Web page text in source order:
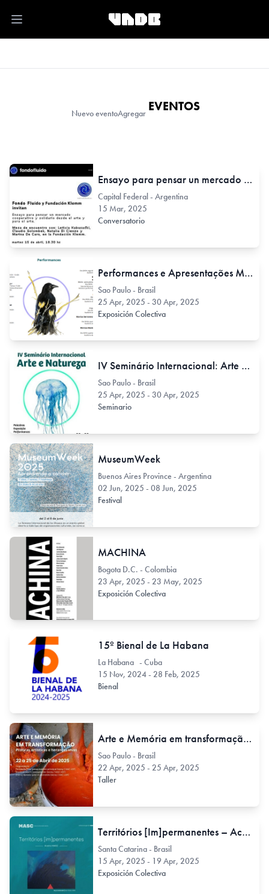
Open main menu
Nuevo eventoAgregar EVENTOS
Ensayo para pensar un mercado cooperativo y solidario desde el arte y para el arte
Capital Federal - Argentina
15 Mar, 2025
Conversatorio
Performances e Apresentações Musicais
Sao Paulo - Brasil
25 Apr, 2025 - 30 Apr, 2025
Exposición Colectiva
IV Seminário Internacional: Arte e Naturaleza
Sao Paulo - Brasil
25 Apr, 2025 - 30 Apr, 2025
Seminario
MuseumWeek
Buenos Aires Province - Argentina
02 Jun, 2025 - 08 Jun, 2025
Festival
MACHINA
Bogota D.C. - Colombia
23 Apr, 2025 - 23 May, 2025
Exposición Colectiva
15º Bienal de La Habana
La Habana - Cuba
15 Nov, 2024 - 28 Feb, 2025
Bienal
Arte e Memória em transformação – Práticas artísticas e heranças vivas
Sao Paulo - Brasil
22 Apr, 2025 - 25 Apr, 2025
Taller
Territórios [Im]permanentes – Acervo MASC
Santa Catarina - Brasil
15 Apr, 2025 - 19 Apr, 2025
Exposición Colectiva